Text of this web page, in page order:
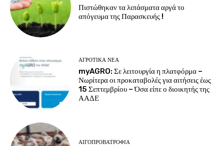
Πιστώθηκαν τα λιπάσματα αργά το
απόγευμα της Παρασκευής !
ΑΓΡΟΤΙΚΆ ΝΈΑ
myAGRO: Σε λειτουργία η πλατφόρμα –
Νωρίτερα οι προκαταβολές για αιτήσεις έως
15 Σεπτεμβρίου – Όσα είπε ο διοικητής της
ΑΑΔΕ
ΑΙΓΟΠΡΟΒΑΤΡΟΦΊΑ